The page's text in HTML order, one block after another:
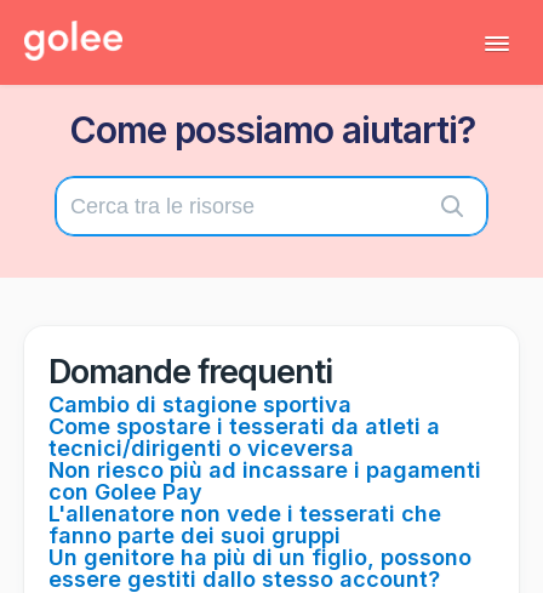
Torna al gestionale
Come possiamo aiutarti?
Domande frequenti
Cambio di stagione sportiva
Come spostare i tesserati da atleti a
tecnici/dirigenti o viceversa
Non riesco più ad incassare i pagamenti
con Golee Pay
L'allenatore non vede i tesserati che
fanno parte dei suoi gruppi
Un genitore ha più di un figlio, possono
essere gestiti dallo stesso account?